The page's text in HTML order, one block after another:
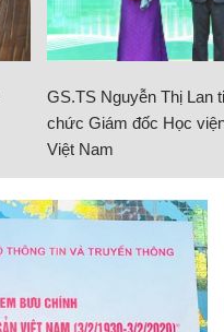
GS.TS Nguyễn Thị Lan
chức Giám đốc Học
Việt Nam